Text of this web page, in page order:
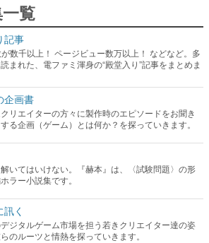
覧
記事
数千以上！ ページビュー数万以上！ などなど。多
まれた、電ファミ渾身の“殿堂入り”記事をまとめま
企画書
リエイターの方々に製作時のエピソードをお聞き
る企画（ゲーム）とは何か？を探っていきます。
いてはいけない。『赫本』は、〈試験問題〉の形
ラー小説集です。
く
ジタルゲーム市場を担う若きクリエイター達の姿
のルーツと情熱を探っていきます。